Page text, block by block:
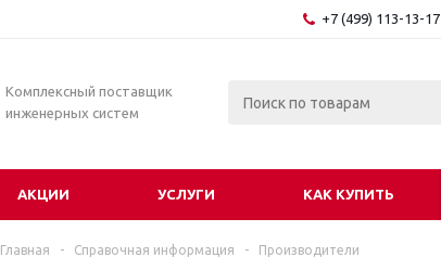
+7 (499) 113-13-17
Комплексный поставщик
инженерных систем
АКЦИИ УСЛУГИ КАК КУПИТЬ
Главная - Справочная информация - Производители